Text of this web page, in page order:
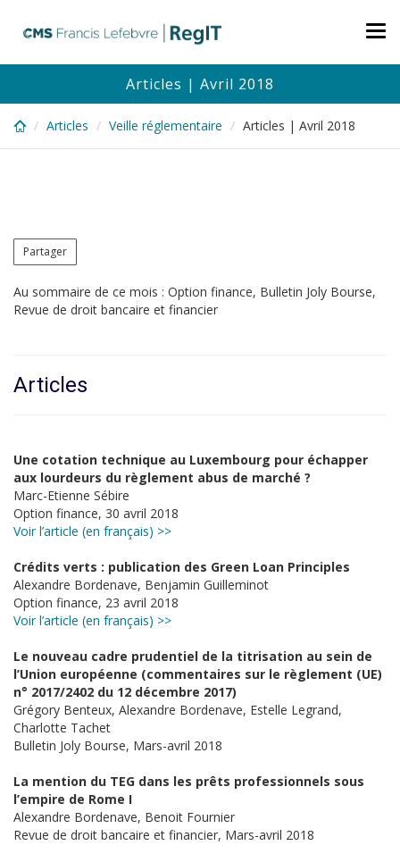
content
Articles | Avril 2018
Articles Veille réglementaire Articles | Avril 2018
Partager
Au sommaire de ce mois : Option finance, Bulletin Joly Bourse,
Revue de droit bancaire et financier
Articles
Une cotation technique au Luxembourg pour échapper
aux lourdeurs du règlement abus de marché ?
Marc-Etienne Sébire
Option finance, 30 avril 2018
Voir l’article (en français) >>
Crédits verts : publication des Green Loan Principles
Alexandre Bordenave, Benjamin Guilleminot
Option finance, 23 avril 2018
Voir l’article (en français) >>
Le nouveau cadre prudentiel de la titrisation au sein de
l’Union européenne (commentaires sur le règlement (UE)
n° 2017/2402 du 12 décembre 2017)
Grégory Benteux, Alexandre Bordenave, Estelle Legrand,
Charlotte Tachet
Bulletin Joly Bourse, Mars-avril 2018
La mention du TEG dans les prêts professionnels sous
l’empire de Rome I
Alexandre Bordenave, Benoit Fournier
Revue de droit bancaire et financier, Mars-avril 2018